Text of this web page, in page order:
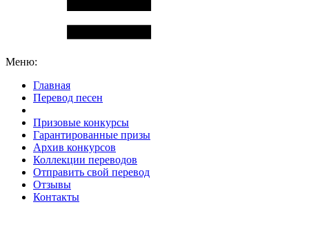
Меню:
Главная
Перевод песен
Призовые конкурсы
Гарантированные призы
Архив конкурсов
Коллекции переводов
Отправить свой перевод
Отзывы
Контакты